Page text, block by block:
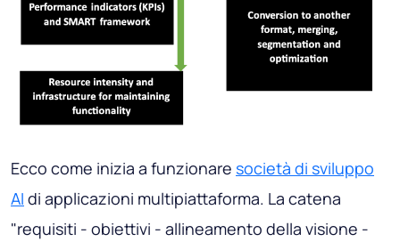
Ecco come inizia a funzionare società di sviluppo
AI di applicazioni multipiattaforma. La catena
"requisiti - obiettivi - allineamento della visione -